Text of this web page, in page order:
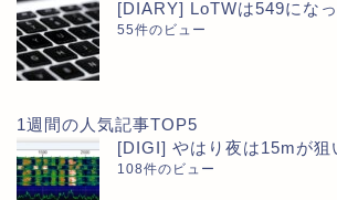
[DIARY] LoTWは549にな
55件のビュー
1週間の人気記事TOP5
[DIGI] やはり夜は15mが狙
108件のビュー